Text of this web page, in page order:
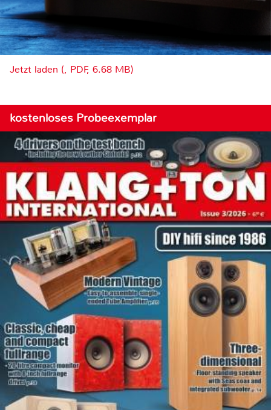
Jetzt laden (, PDF, 6.68 MB)
kostenloses Probeexemplar